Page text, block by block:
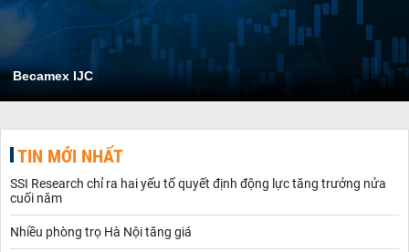
Becamex IJC
TIN MỚI NHẤT
SSI Research chỉ ra hai yếu tố quyết định động lực tăng trưởng nửa
cuối năm
Nhiều phòng trọ Hà Nội tăng giá